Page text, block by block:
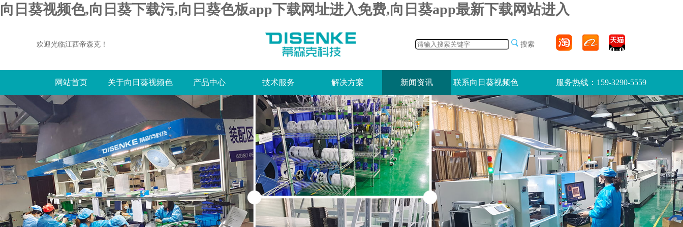
向日葵视频色,向日葵下载污,向日葵色板app下载网址进入免费,向日葵app最新下载网站进入
欢迎光临江西帝森克！ 搜索
网站首页 关于向日葵视频色 产品中心 技术服务 解决方案 新闻资讯 联系向日葵视频色 服务热线：159-3290-5559